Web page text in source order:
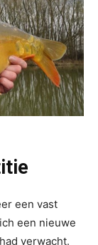
een vast
een nieuwe
verwacht.